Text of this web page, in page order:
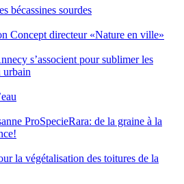
bécassines sourdes
Concept directeur «Nature en ville»
s’associent pour sublimer les
urbain
ProSpecieRara: de la graine à la
la végétalisation des toitures de la